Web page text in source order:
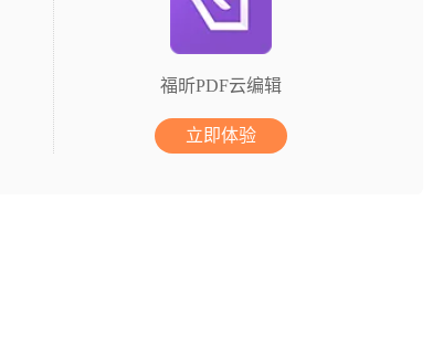
福昕PDF云编辑
立即体验